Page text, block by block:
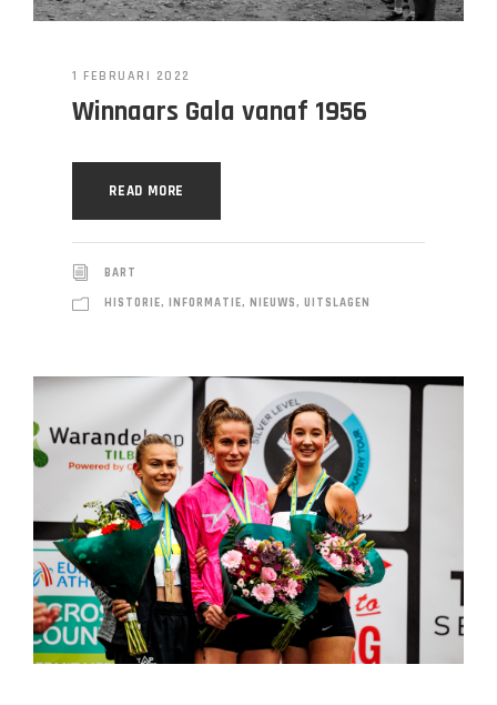
1 FEBRUARI 2022
Winnaars Gala vanaf 1956
READ MORE
BART
HISTORIE, INFORMATIE, NIEUWS, UITSLAGEN